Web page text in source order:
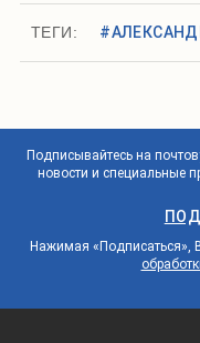
ТЕГИ:
Подписывайтесь на
новости и специальные
Нажимая «Подписаться»,